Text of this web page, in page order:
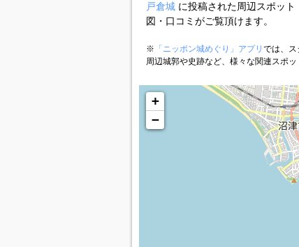
戸倉城に投稿された周辺スポット
図・口コミがご覧頂けます。
※ 「ニッポン城めぐり」アプリ では、ス
周辺城郭や史跡など、様々な関連スポッ
+
−